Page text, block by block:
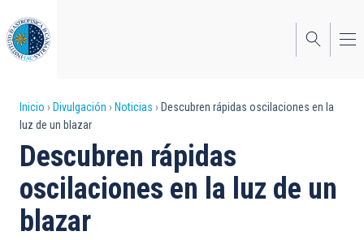
al
contenido
principal
Sobrescribir
enlaces
de
ayuda
a
Inicio Divulgación Noticias
Descubren rápidas oscilaciones en la
luz de un blazar
Descubren rápidas
oscilaciones en la luz de un
blazar